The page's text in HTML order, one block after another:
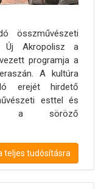
összművészeti
Új Akropolisz a
programja a
A kultúra
erejét hirdető
esttel és
a söröző
teljes tudósításra